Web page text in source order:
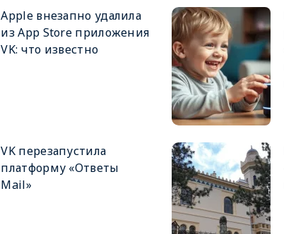
Apple внезапно удалила
из App Store приложения
VK: что известно
VK перезапустила
платформу «Ответы
Mail»